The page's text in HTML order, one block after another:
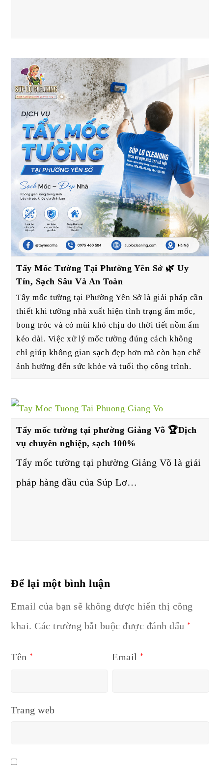
Tẩy Mốc Tường Tại Phường Yên Sở 🌿 Uy
Tín, Sạch Sâu Và An Toàn
Tẩy mốc tường tại Phường Yên Sở là giải pháp cần
thiết khi tường nhà xuất hiện tình trạng ẩm mốc,
bong tróc và có mùi khó chịu do thời tiết nồm ẩm
kéo dài. Việc xử lý mốc tường đúng cách không
chỉ giúp không gian sạch đẹp hơn mà còn hạn chế
ảnh hưởng đến sức khỏe và tuổi thọ công trình.
Tẩy mốc tường tại phường Giảng Võ 🏆Dịch
vụ chuyên nghiệp, sạch 100%
Tẩy mốc tường tại phường Giảng Võ là giải
pháp hàng đầu của Súp Lơ…
Để lại một bình luận
Email của bạn sẽ không được hiển thị công
khai. Các trường bắt buộc được đánh dấu*
Tên* Email*
Trang web